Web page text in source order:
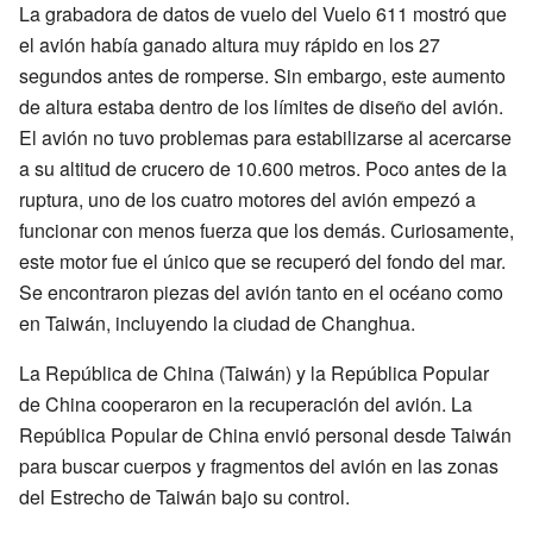
La grabadora de datos de vuelo del Vuelo 611 mostró que
el avión había ganado altura muy rápido en los 27
segundos antes de romperse. Sin embargo, este aumento
de altura estaba dentro de los límites de diseño del avión.
El avión no tuvo problemas para estabilizarse al acercarse
a su altitud de crucero de 10.600 metros. Poco antes de la
ruptura, uno de los cuatro motores del avión empezó a
funcionar con menos fuerza que los demás. Curiosamente,
este motor fue el único que se recuperó del fondo del mar.
Se encontraron piezas del avión tanto en el océano como
en Taiwán, incluyendo la ciudad de Changhua.
La República de China (Taiwán) y la República Popular
de China cooperaron en la recuperación del avión. La
República Popular de China envió personal desde Taiwán
para buscar cuerpos y fragmentos del avión en las zonas
del Estrecho de Taiwán bajo su control.